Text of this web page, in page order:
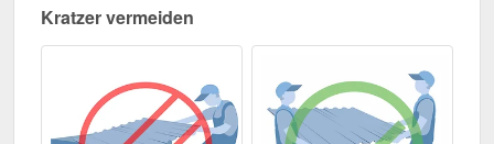
Kratzer vermeiden